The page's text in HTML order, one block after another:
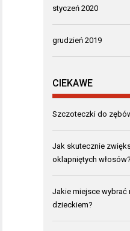
styczeń 2020
grudzień 2019
CIEKAWE
Szczoteczki do
Jak skutecznie
oklapniętych włosów?
Jakie miejsce wybrać
dzieckiem?